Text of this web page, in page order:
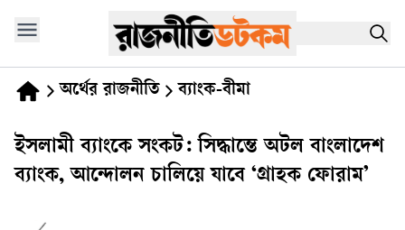
অর্থের রাজনীতি ব্যাংক-বীমা
ইসলামী ব্যাংকে সংকট: সিদ্ধান্তে অটল বাংলাদেশ
ব্যাংক, আন্দোলন চালিয়ে যাবে ‘গ্রাহক ফোরাম’